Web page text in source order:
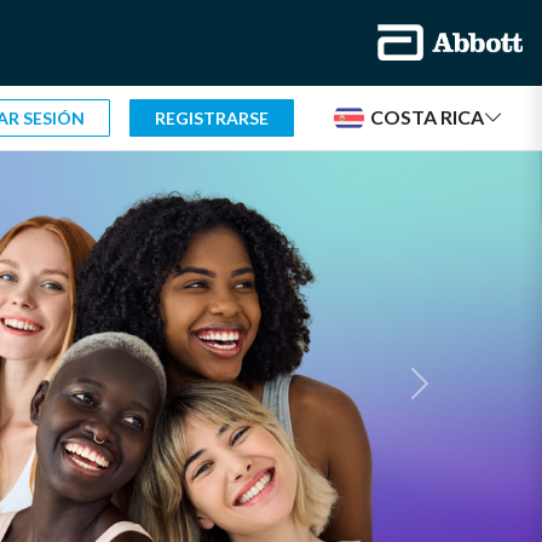
SESIÓN REGISTRARSE COSTA RICA
Next